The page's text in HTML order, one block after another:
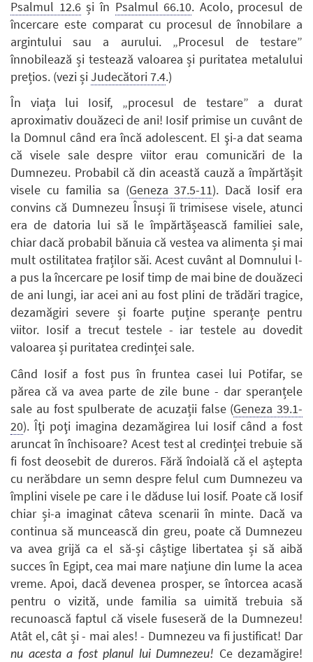
Psalmul 12.6și în Psalmul 66.10. Acolo, procesul de
încercare este comparat cu procesul de înnobilare a
argintului sau a aurului. „Procesul de testare”
înnobilează și testează valoarea și puritatea metalului
prețios. (vezi șiJudecători 7.4.)
În viața lui Iosif, „procesul de testare” a durat
aproximativ douăzeci de ani! Iosif primise un cuvânt de
la Domnul când era încă adolescent. El şi-a dat seama
că visele sale despre viitor erau comunicări de la
Dumnezeu. Probabil că din această cauză a împărtășit
visele cu familia sa (Geneza 37.5-11). Dacă Iosif era
convins că Dumnezeu Însuși îi trimisese visele, atunci
era de datoria lui să le împărtășească familiei sale,
chiar dacă probabil bănuia că vestea va alimenta și mai
mult ostilitatea fraților săi. Acest cuvânt al Domnului l-
a pus la încercare pe Iosif timp de mai bine de douăzeci
de ani lungi, iar acei ani au fost plini de trădări tragice,
dezamăgiri severe și foarte puține speranțe pentru
viitor. Iosif a trecut testele - iar testele au dovedit
valoarea și puritatea credinței sale.
Când Iosif a fost pus în fruntea casei lui Potifar, se
părea că va avea parte de zile bune - dar speranțele
sale au fost spulberate de acuzații false (Geneza 39.1-
20). Îţi poţi imagina dezamăgirea lui Iosif când a fost
aruncat în închisoare? Acest test al credinței trebuie să
fi fost deosebit de dureros. Fără îndoială că el aștepta
cu nerăbdare un semn despre felul cum Dumnezeu va
împlini visele pe care i le dăduse lui Iosif. Poate că Iosif
chiar și-a imaginat câteva scenarii în minte. Dacă va
continua să muncească din greu, poate că Dumnezeu
va avea grijă ca el să-și câștige libertatea și să aibă
succes în Egipt, cea mai mare națiune din lume la acea
vreme. Apoi, dacă devenea prosper, se întorcea acasă
pentru o vizită, unde familia sa uimită trebuia să
recunoască faptul că visele fuseseră de la Dumnezeu!
Atât el, cât și - mai ales! - Dumnezeu va fi justificat! Dar
nu acesta a fost planul lui Dumnezeu! Ce dezamăgire!